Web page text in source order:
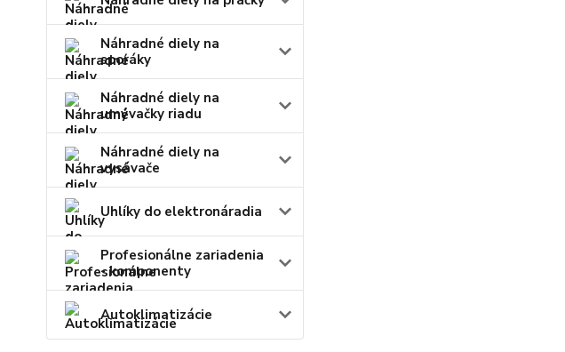
Náhradné diely na
sporáky
Náhradné diely na
umývačky riadu
Náhradné diely na
vysávače
Uhlíky do elektronáradia
Profesionálne zariadenia
- komponenty
Autoklimatizácie